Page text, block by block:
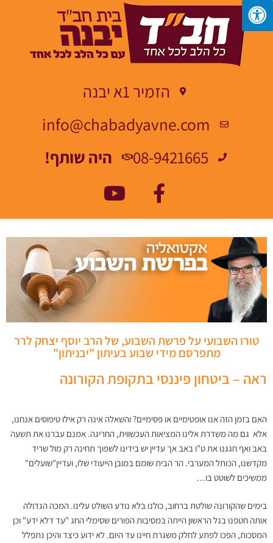
הזמיר 1א יבנה
info@chabadyavne.com
08-9421665
היה שותף!
טורו השבועי על פרשת השבוע, של הרב יוסף יצחק לרר
מתפרסם מידי שבוע בעיתון "יבניתון"
ראה – ביטחון פיננסי בתקופת הקורונה
האם בזמן הזה אנו אופטימיים או פסימיים? והשאלה אינה רק אילו טיפוסים אנחנו,
אלא גם מה משדרת אלינו המציאות העכשווית, החריגה. אמנם עברנו את תשעה
באב ואף חגגנו את ט"ו באב אך עדיין יש בידינו לשפוך תחינה רק מול שריד
מקדשנו, הכותל המערבי. הר הבית שומם במובן הייעודי שלו, ועדיין"שועלים"
ממשיכים לשוטט בו…
בימים שהקורונה שולטת ברחוב, כולנו בלא נודע השולט עלינו. המכה הגדולה
אותה חטפנו בגל הראשון הייתה במסיבות הפורים שסימלי החג "עד דלא ידע" וכן
המסכות, הפכו לפתע לחלק משגרת חיינו עד היום. לא ידוע כיצד והיכן נתפלל